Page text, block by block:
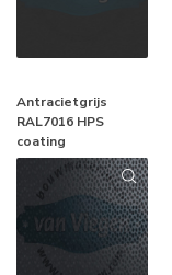
Antracietgrijs
RAL7016 HPS
coating